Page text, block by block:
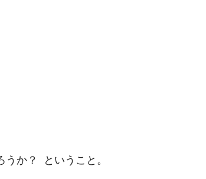
か？ ということ。